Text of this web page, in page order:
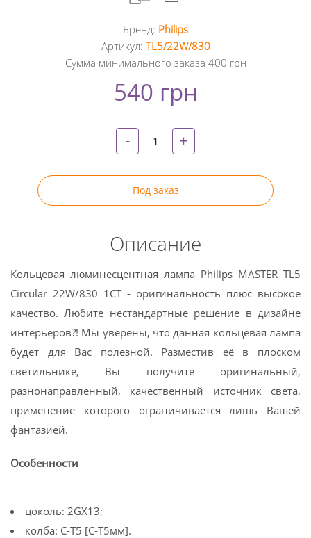
Facebook
+
Pinterest
Бренд: Philips
Артикул: TL5/22W/830
Сумма минимального заказа 400 грн
540 грн
- +
Под заказ
Описание
Кольцевая люминесцентная лампа Philips MASTER TL5
Circular 22W/830 1CT - оригинальность плюс высокое
качество. Любите нестандартные решение в дизайне
интерьеров?! Мы уверены, что данная кольцевая лампа
будет для Вас полезной. Разместив её в плоском
светильнике, Вы получите оригинальный,
разнонаправленный, качественный источник света,
применение которого ограничивается лишь Вашей
фантазией.
Особенности
цоколь: 2GX13;
колба: C-T5 [C-T5мм].